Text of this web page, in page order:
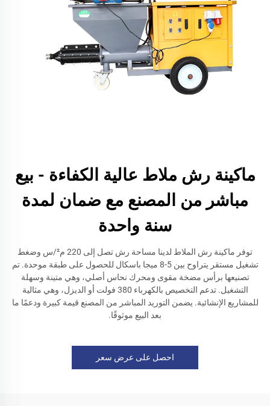
ماكينة رش ملاط عالية الكفاءة - بيع
مباشر من المصنع مع ضمان لمدة
سنة واحدة
توفر ماكينة رش الملاط لدينا مساحة رش تصل إلى 220 م²/س وضغط
تشغيل مستقر يتراوح بين 5-8 ميجا باسكال للحصول على طبقة موحدة. تم
تصنيعها برأس مضخة مقوى ومحرك نحاس أصلي، وهي متينة وسهلة
التشغيل. تدعم التخصيص بالكهرباء 380 فولت أو الديزل، وهي مثالية
للمشاريع الإنشائية. يضمن التوريد المباشر من المصنع قيمة كبيرة ودعمًا ما
بعد البيع موثوقًا.
احصل على عرض سعر